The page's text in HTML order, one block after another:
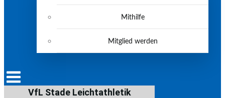
Mithilfe
Mitglied werden
VfL Stade Leichtathletik